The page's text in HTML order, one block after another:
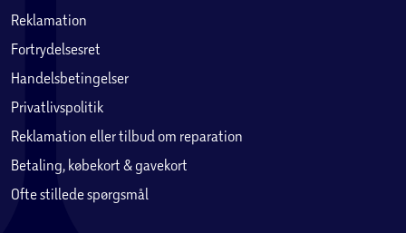
Reklamation
Fortrydelsesret
Handelsbetingelser
Privatlivspolitik
Reklamation eller tilbud om reparation
Betaling, købekort & gavekort
Ofte stillede spørgsmål